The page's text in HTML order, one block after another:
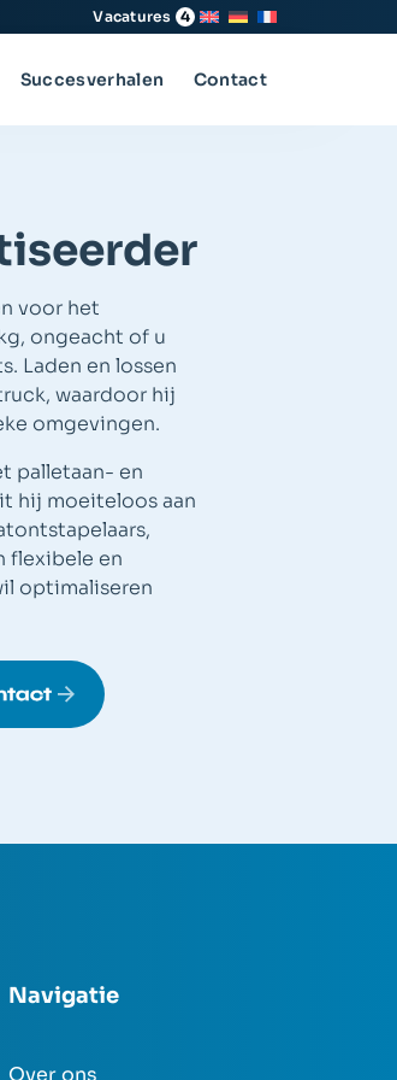
Vacatures 4
Succesverhalen Contact
voor het
ongeacht of u
Laden en lossen
waardoor hij
omgevingen.
palletaan- en
hij moeiteloos aan
flexibele en
optimaliseren
Navigatie
Over ons